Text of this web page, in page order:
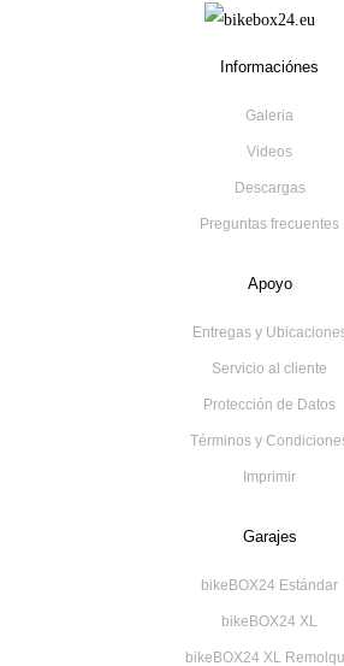
Informaciónes
Galeria
Videos
Descargas
Preguntas frecuentes
Apoyo
Entregas y
Servicio al cliente
Protección de Datos
Términos y
Imprimir
Garajes
bikeBOX24 Estándar
bikeBOX24 XL
bikeBOX24 XL